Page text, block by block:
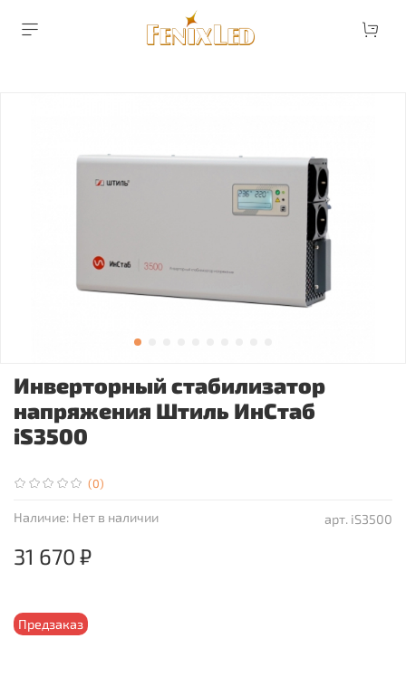
(0)
арт. iS3500
Наличие: Нет в наличии
Предзаказ
Инверторный стабилизатор
напряжения Штиль ИнСтаб
iS3500
31 670 ₽